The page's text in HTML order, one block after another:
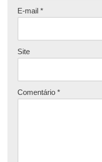
E-mail *
Site
Comentário *